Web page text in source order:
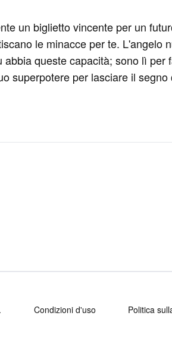
un biglietto vincente per un
le minacce per te. L'angelo
queste capacità; sono lì per
superpotere per lasciare il
Condizioni d'uso Politica